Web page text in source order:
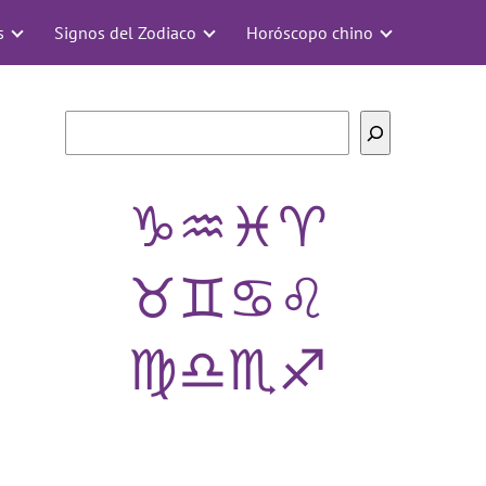
Signos del Zodiaco Horóscopo chino
♑♒♓♈
♉♊♋♌
♍♎♏♐